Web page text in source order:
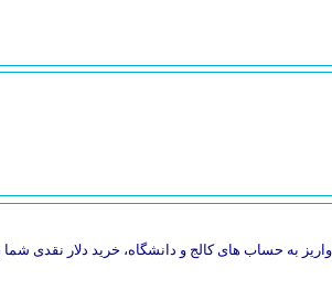
به حساب های کالج و دانشگاه، خرید دلار نقدی شما